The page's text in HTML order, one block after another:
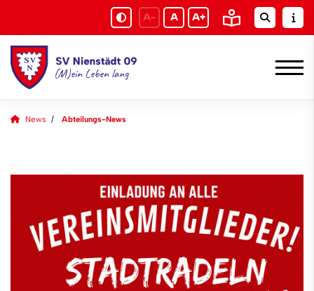
A- A A+
News Abteilungs-News